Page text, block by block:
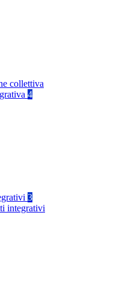
collettiva
4
3
integrativi